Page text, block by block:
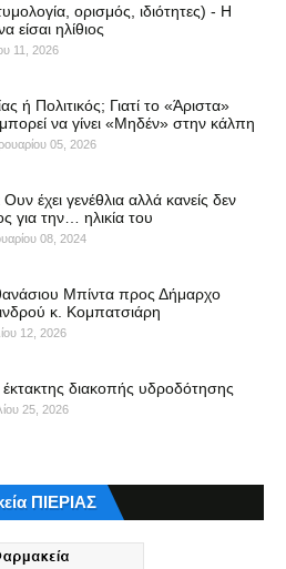
ορισμός, ιδιότητες) - Η
είσαι ηλίθιος
11, 2026
ή Πολιτικός; Γιατί το «Άριστα»
να γίνει «Μηδέν» στην κάλπη
05, 2026
έχει γενέθλια αλλά κανείς δεν
για την… ηλικία του
08, 2024
Μπίντα προς Δήμαρχο
κ. Κομπατσιάρη
12, 2026
διακοπής υδροδότησης
25, 2026
ΠΙΕΡΙΑΣ